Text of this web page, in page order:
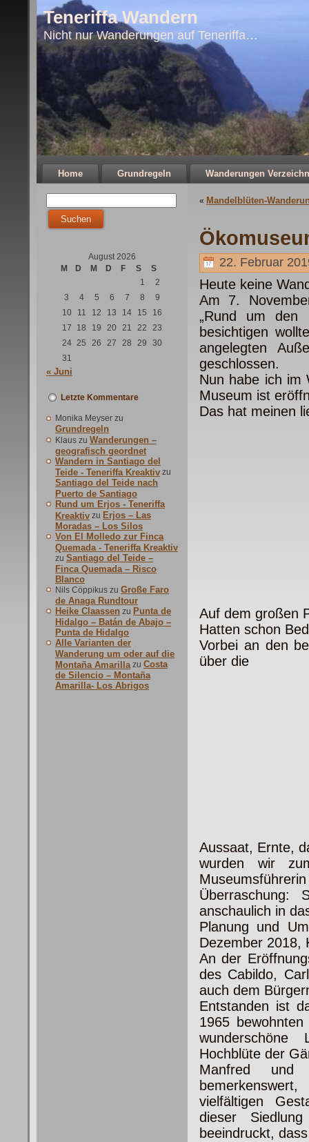
Teneriffa Wandern
Nicht nur Wanderungen auf Teneriffa…
Home Grundregeln Wanderungen
August 2026
M
D M D F S
S
1
2
3
4 5 6 7 8
9
10
11 12 13 14 15
16
17
18 19 20 21 22
23
24 25 26 27 28 29
30
31
« Juni
Letzte Kommentare
Monika Meyser zu
Grundregeln
Klaus zu Wanderungen –
geografisch geordnet
Wandern in Santiago del
Teide - Teneriffa Kreaktiv zu
Santiago del Teide nach
Puerto de Santiago
Rund um Erjos - Teneriffa
Kreaktiv zu Erjos – Las
Moradas – Los Silos
Von El Molledo zur Finca
Quemada - Teneriffa Kreaktiv
zu Santiago del Teide –
Finca Quemada – Risco
Blanco
Nils Cöppikus zu Große Faro
de Anaga Rundtour
Heike Claassen zu Punta de
Hidalgo – Batán de Abajo –
Punta de Hidalgo
Alle Varianten der
Wanderung um oder auf die
Montaña Amarilla zu Costa
de Silencio – Montaña
Amarilla- Los Abrigos
« Mandelblüten-
22. Februar
Heute keine
Am 7.
„Rund um den
besichtigen
angelegten
geschlossen.
Nun habe ich im
Museum ist
Das hat meinen
Auf dem großen
Hatten schon
Vorbei an den
über die
Aussaat, Ernte,
wurden wir
anschaulich in
Planung und
Dezember 2018,
An der
des Cabildo,
auch dem
Entstanden ist
1965
wunderschöne
Hochblüte der
Manfred
vielfältigen
dieser
beeindruckt,